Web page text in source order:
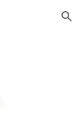
Skip to navigation